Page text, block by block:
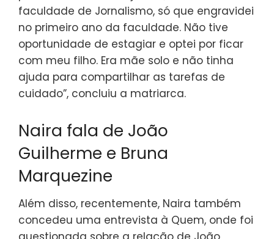
faculdade de Jornalismo, só que engravidei
no primeiro ano da faculdade. Não tive
oportunidade de estagiar e optei por ficar
com meu filho. Era mãe solo e não tinha
ajuda para compartilhar as tarefas de
cuidado”, concluiu a matriarca.
Naira fala de João
Guilherme e Bruna
Marquezine
Além disso, recentemente, Naira também
concedeu uma entrevista à Quem, onde foi